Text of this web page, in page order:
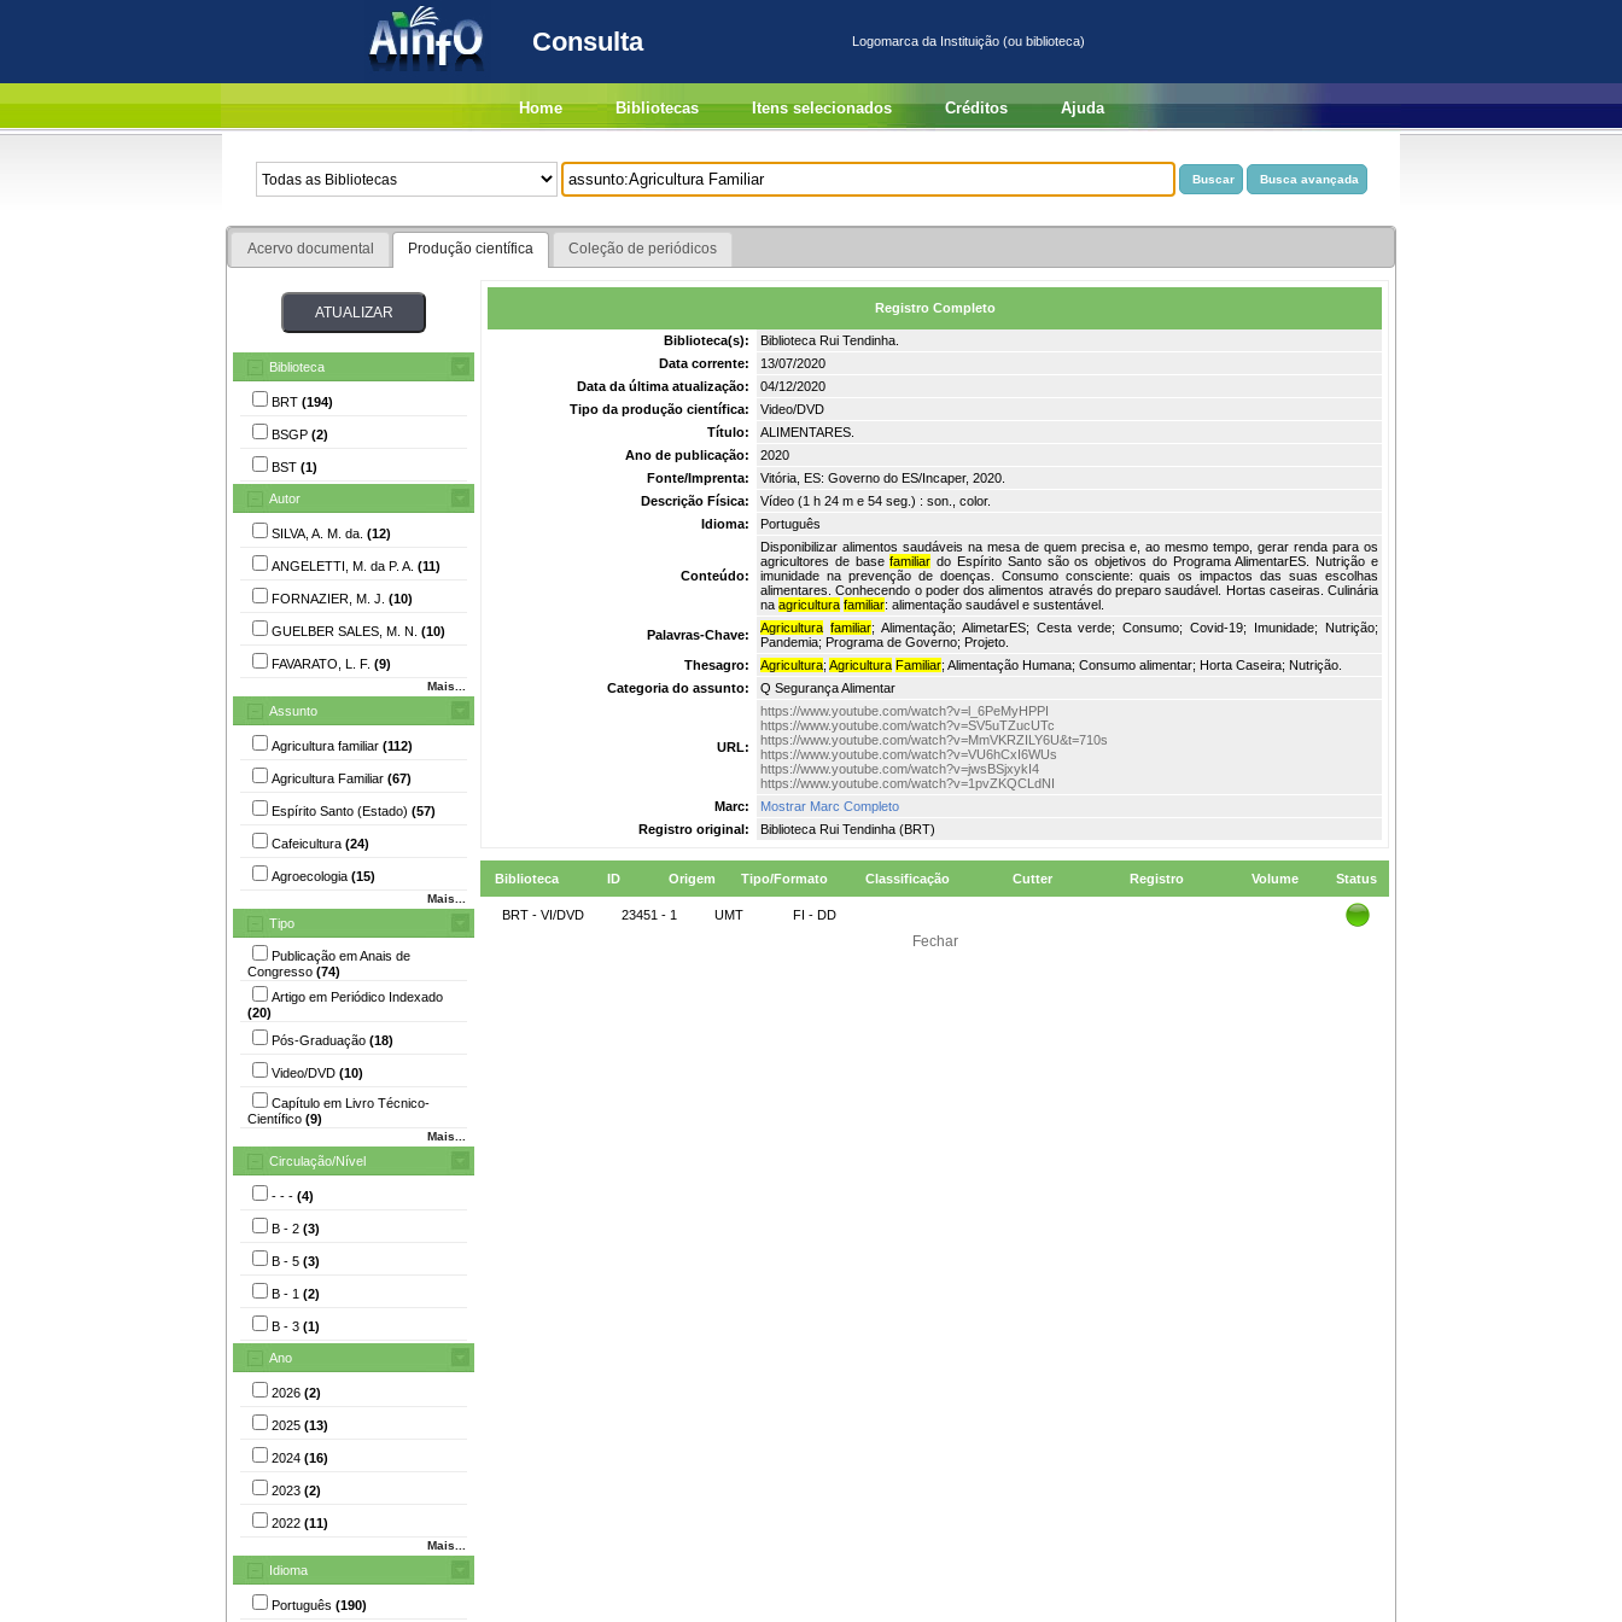
Consulta Logomarca da Instituição (ou biblioteca)
Home Bibliotecas Itens selecionados Créditos Ajuda
Acervo documental Produção científica Coleção de periódicos
Biblioteca
BRT (194)
BSGP (2)
BST (1)
Autor
SILVA, A. M. da. (12)
ANGELETTI, M. da P. A. (11)
FORNAZIER, M. J. (10)
GUELBER SALES, M. N. (10)
FAVARATO, L. F. (9)
Mais...
Assunto
Agricultura familiar (112)
Agricultura Familiar (67)
Espírito Santo (Estado) (57)
Cafeicultura (24)
Agroecologia (15)
Mais...
Tipo
Publicação em Anais de
Congresso (74)
Artigo em Periódico Indexado
(20)
Pós-Graduação (18)
Video/DVD (10)
Capítulo em Livro Técnico-
Científico (9)
Mais...
Circulação/Nível
- - - (4)
B - 2 (3)
B - 5 (3)
B - 1 (2)
B - 3 (1)
Ano
2026 (2)
2025 (13)
2024 (16)
2023 (2)
2022 (11)
Mais...
Idioma
Português (190)
Registro Completo
Biblioteca(s):
Biblioteca Rui Tendinha.
Data corrente:
13/07/2020
Data da última atualização:
04/12/2020
Tipo da produção científica:
Video/DVD
Título:
ALIMENTARES.
Ano de publicação:
2020
Fonte/Imprenta:
Vitória, ES: Governo do ES/Incaper, 2020.
Descrição Física:
Vídeo (1 h 24 m e 54 seg.) : son., color.
Idioma:
Português
Conteúdo:
Disponibilizar alimentos saudáveis na mesa de quem precisa e, ao mesmo tempo, gerar renda para os
agricultores de basefamiliar do Espírito Santo são os objetivos do Programa AlimentarES. Nutrição e
imunidade na prevenção de doenças. Consumo consciente: quais os impactos das suas escolhas
alimentares. Conhecendo o poder dos alimentos através do preparo saudável. Hortas caseiras. Culinária
na agricultura familiar: alimentação saudável e sustentável.
Palavras-Chave: Agricultura familiar; Alimentação; AlimetarES; Cesta verde; Consumo; Covid-19; Imunidade; Nutrição;
Pandemia; Programa de Governo; Projeto.
Thesagro:
Agricultura; Agricultura Familiar; Alimentação Humana; Consumo alimentar; Horta Caseira; Nutrição.
Categoria do assunto:
Q Segurança Alimentar
URL:
https://www.youtube.com/watch?v=l_6PeMyHPPI
https://www.youtube.com/watch?v=SV5uTZucUTc
https://www.youtube.com/watch?v=MmVKRZILY6U&t=710s
https://www.youtube.com/watch?v=VU6hCxI6WUs
https://www.youtube.com/watch?v=jwsBSjxykI4
https://www.youtube.com/watch?v=1pvZKQCLdNI
Marc:
Mostrar Marc Completo
Registro original:
Biblioteca Rui Tendinha (BRT)
Biblioteca ID Origem Tipo/Formato Classificação Cutter Registro Volume Status
BRT - VI/DVD 23451 - 1 UMT FI - DD
Fechar